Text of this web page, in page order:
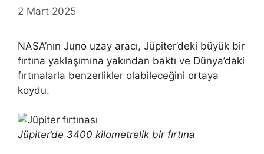
2 Mart 2025
NASA’nın Juno uzay aracı, Jüpiter’deki büyük bir
fırtına yaklaşımına yakından baktı ve Dünya’daki
fırtınalarla benzerlikler olabileceğini ortaya
koydu.
Jüpiter’de 3400 kilometrelik bir fırtına